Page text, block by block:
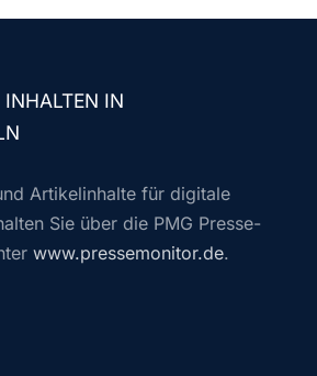
IN
Artikelinhalte für digitale
Sie über die PMG Presse-
www.pressemonitor.de.